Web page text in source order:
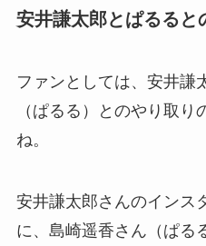
安井謙太郎とぱるると
ファンとしては、安井謙
（ぱるる）とのやり取り
ね。
安井謙太郎さんのインス
に、島崎遥香さん（ぱる